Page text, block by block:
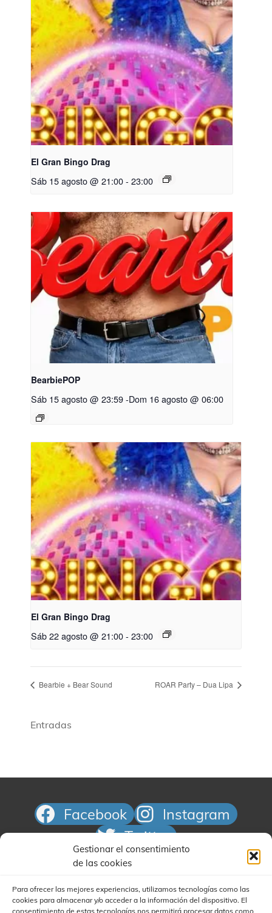
Gestionar el consentimiento
de las cookies
Para ofrecer las mejores experiencias, utilizamos tecnologías como las
cookies para almacenar y/o acceder a la información del dispositivo. El
consentimiento de estas tecnologías nos permitirá procesar datos como
El Gran Bingo Drag
Sáb 15 agosto @ 21:00- 23:00
BearbiePOP
Sáb 15 agosto @ 23:59-Dom 16 agosto @ 06:00
El Gran Bingo Drag
Sáb 22 agosto @ 21:00- 23:00
Bearbie + Bear Sound ROAR Party – Dua Lipa
Entradas
Facebook
Instagram
Twitter
Correo electrónico